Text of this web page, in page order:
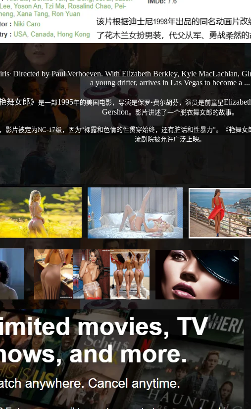
: Directed by Paul Verhoeven. With Elizabeth Berkley, Kyle MacLachlan,
a young drifter, arrives in Las Vegas to become a ...
舞女郎》是一部1995年的美国电影，导演是保罗•费尔胡芬，演员是前童星
Gershon。影片讲述了一个脱衣舞女郎的故事。
影片被定为NC-17级，因为“裸露和色情的性贯穿始终，还有脏话和性暴力”。《艳舞女
流剧院被允许广泛上映。